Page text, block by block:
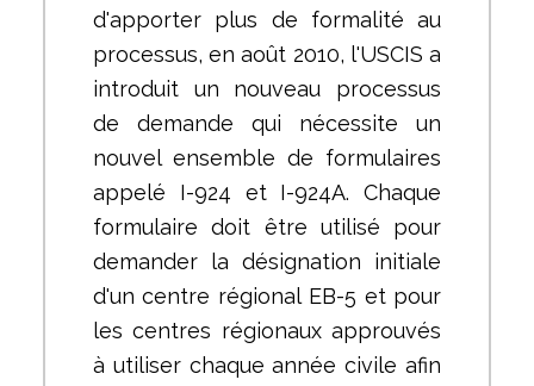
d'apporter plus de formalité au
processus, en août 2010, l'USCIS a
introduit un nouveau processus
de demande qui nécessite un
nouvel ensemble de formulaires
appelé I-924 et I-924A. Chaque
formulaire doit être utilisé pour
demander la désignation initiale
d'un centre régional EB-5 et pour
les centres régionaux approuvés
à utiliser chaque année civile afin